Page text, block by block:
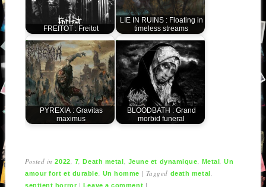
FREITOT : Freitot
LIE IN RUINS : Floating in
timeless streams
PYREXIA : Gravitas
maximus
BLOODBATH : Grand
morbid funeral
Posted in2022, 7,Death metal, Jeune et dynamique, Metal,Un
amour fort et durable, Un homme | Tagged death metal,
sentient horror | Leave a comment |